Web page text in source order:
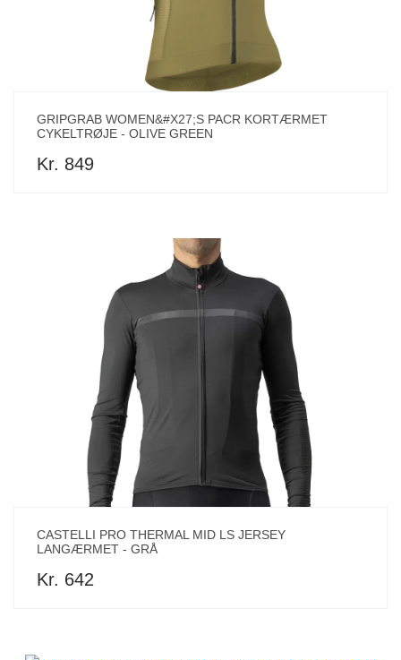
GRIPGRAB WOMEN&#X27;S PACR KORTÆRMET
CYKELTRØJE - OLIVE GREEN
Kr. 849
CASTELLI PRO THERMAL MID LS JERSEY
LANGÆRMET - GRÅ
Kr. 642